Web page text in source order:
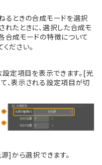
ときの合成モードを選択
れたときに、選択した合成モ
合成モードの特徴について
ださい。
定項目を表示できます。[光
、表示される設定項目が切
]から選択できます。